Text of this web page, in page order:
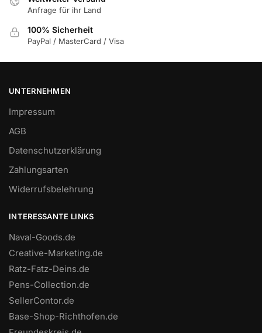
Anfrage für ihr Land
100% Sicherheit
PayPal / MasterCard / Visa
UNTERNEHMEN
Impressum
AGB
Datenschutzerklärung
Zahlungsarten
Widerrufsbelehrung
INTERESSANTE LINKS
Naval-Goods.de
Creative-Marketing.de
Ratz-Fatz-Deins.de
Pens-Collection.de
SellerContor.de
Base-Shop-Richthofen.de